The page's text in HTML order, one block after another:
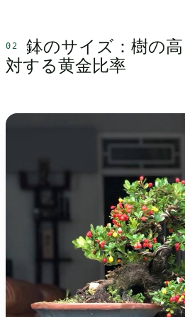
鉢のサイズ：樹の
対する黄金比率